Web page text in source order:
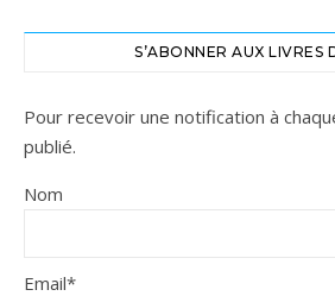
S’ABONNER AUX LIVRES
Pour recevoir une notification à
publié.
Nom
Email*